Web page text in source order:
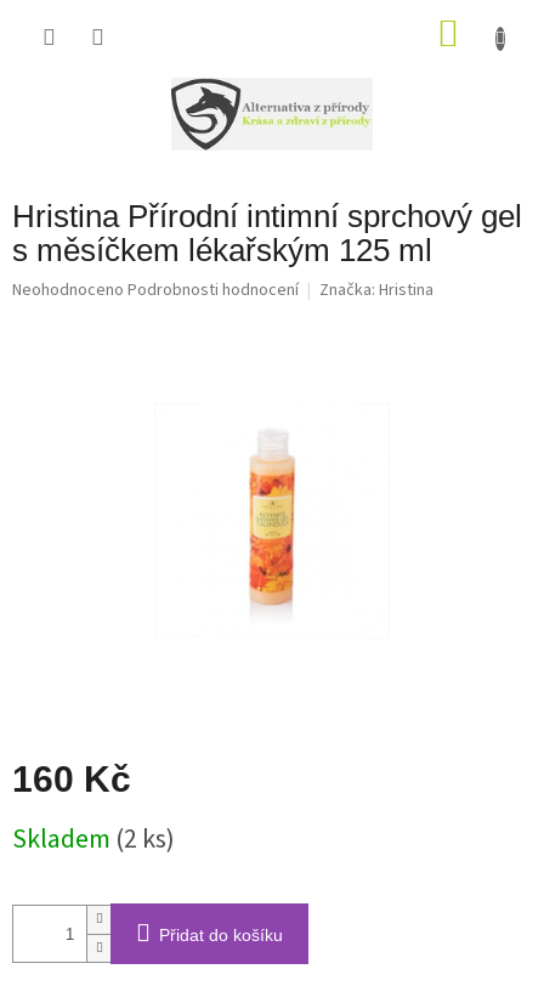
Hristina Přírodní intimní sprchový gel
s měsíčkem lékařským 125 ml
Průměrné
Neohodnoceno Podrobnosti hodnocení Značka: Hristina
160 Kč
cena:
Skladem (2 ks)
Přidat do košíku